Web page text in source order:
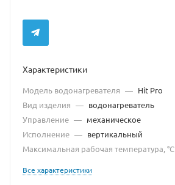
Характеристики
Модель водонагревателя — Hit Pro
Вид изделия — водонагреватель
Управление — механическое
Исполнение — вертикальный
Максимальная рабочая температура, °С
Все характеристики